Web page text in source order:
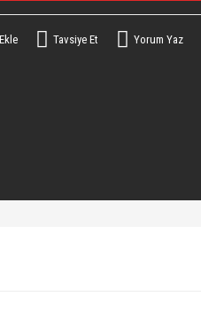
Tavsiye Et Yorum Yaz